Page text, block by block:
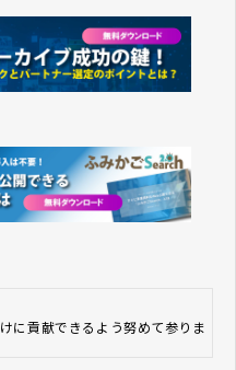
に貢献できるよう努めて参りま